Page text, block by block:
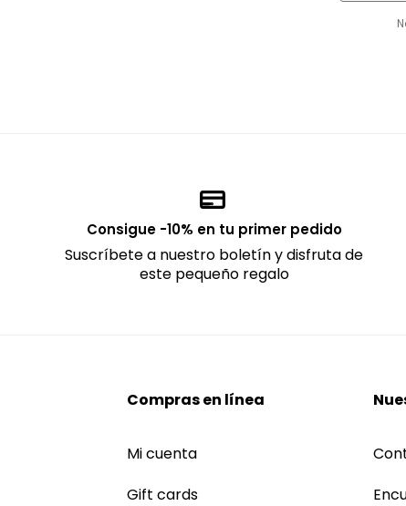
Consigue -10% en tu primer pedido
Suscríbete a nuestro boletín y disfruta de
este pequeño regalo
Compras en línea
Mi cuenta
Gift cards